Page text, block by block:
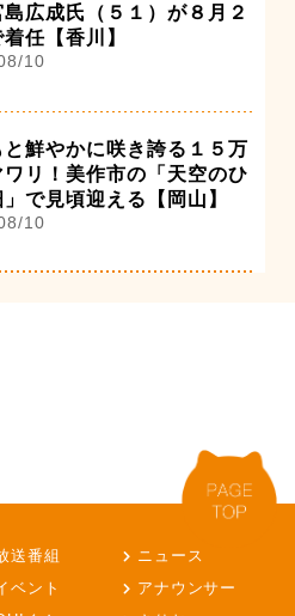
島広成氏（５１）が８月２
任【香川】
10
鮮やかに咲き誇る１５万
リ！美作市の「天空のひ
で見頃迎える【岡山】
10
送番組
ニュース
ベント
アナウンサー